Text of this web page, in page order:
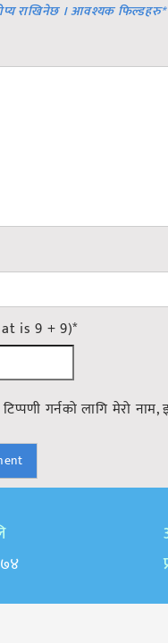
राखिनेछ । आवश्यक फिल्डहरु*
is 9 + 9)*
गर्नको लागि मेरो